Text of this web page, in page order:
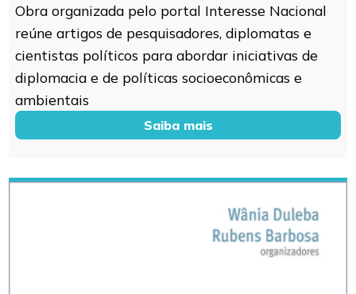
Obra organizada pelo portal Interesse Nacional
reúne artigos de pesquisadores, diplomatas e
cientistas políticos para abordar iniciativas de
diplomacia e de políticas socioeconômicas e
ambientais
Saiba mais